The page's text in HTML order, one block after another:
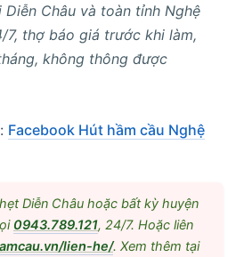
Châu và toàn tỉnh Nghệ
7, thợ báo giá trước khi làm,
không thông được
Facebook Hút hầm cầu Nghệ
Diễn Châu hoặc bất kỳ huyện
0943.789.121, 24/7. Hoặc liên
lien-he/. Xem thêm tại